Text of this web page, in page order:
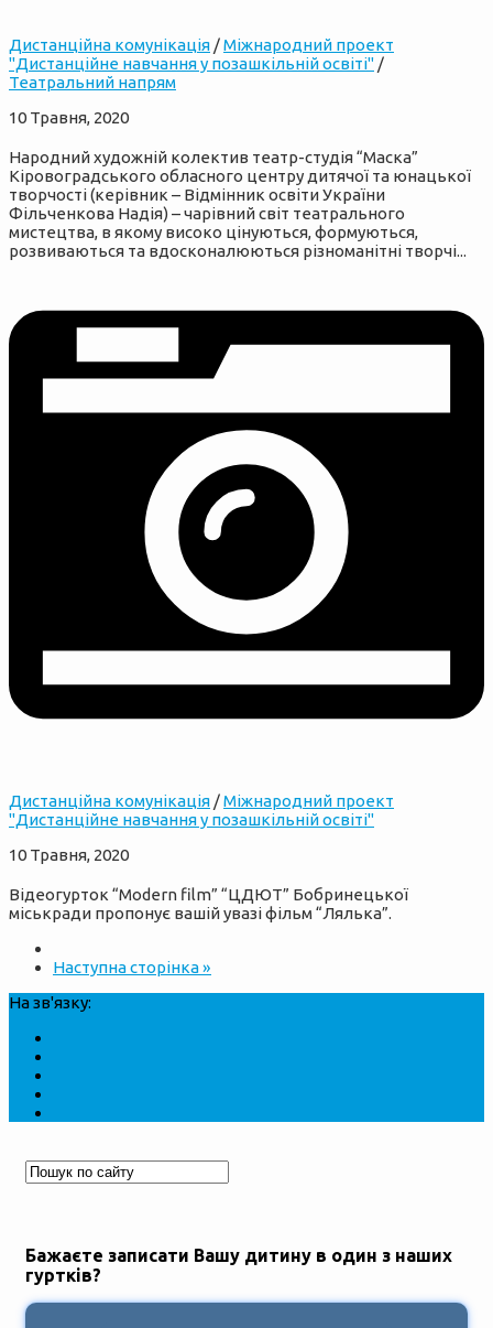
Дистанційна комунікація /Міжнародний проект
"Дистанційне навчання у позашкільній освіті" /
Театральний напрям
10 Травня, 2020
Народний художній колектив театр-студія “Маска”
Кіровоградського обласного центру дитячої та юнацької
творчості (керівник – Відмінник освіти України
Фільченкова Надія) – чарівний світ театрального
мистецтва, в якому високо цінуються, формуються,
розвиваються та вдосконалюються різноманітні творчі...
Дистанційна комунікація /Міжнародний проект
"Дистанційне навчання у позашкільній освіті"
10 Травня, 2020
Відеогурток “Modern film” “ЦДЮТ” Бобринецької
міськради пропонує вашій увазі фільм “Лялька”.
Наступна сторінка »
На зв'язку:
Бажаєте записати Вашу дитину в один з наших
гуртків?